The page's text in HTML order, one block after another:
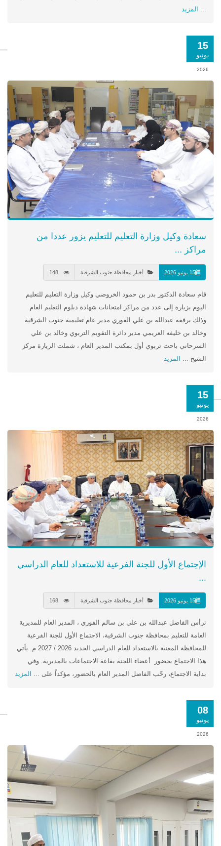
... المزيد
15
يونيو
2026
سعادة وكيل وزارة التعليم للتعليم يزور عددا من
مراكز ...
15 يونيو 2026 أخبار محافظة جنوب الشرقية
قام سعادة الدكتور بدر بن حمود الخروصي وكيل وزارة التعليم للتعليم
اليوم بزيارة إلى عدد من مراكز امتحانات شهادة دبلوم التعليم العام
وذلك برفقة عبدالله بن علي الفوري مدير عام تعليمية جنوب الشرقية
وخالد بن خليفه العريمي مدير دائرة التقويم التربوي وخالد بن علي
السرحاني باحث تربوي أول بمكتب المدير العام ، شملت الزيارة مركز
الشيخ ... المزيد
15
يونيو
2026
الإجتماع الأول للجنة الفرعية للاستعداد للعام الدراسي
...
15 يونيو 2026 أخبار محافظة جنوب الشرقية
ترأس الفاضل عبدالله بن علي بن سالم الفوري ، المدير العام للمديرية
العامة للتعليم بمحافظة جنوب الشرقية، الاجتماع الأول للجنة الفرعية
للمحافظة المعنية بالاستعداد للعام الدراسي الجديد 2026 / 2027 م. يأتي
هذا الاجتماع بحضور أعضاء اللجنة بقاعة الاجتماعات بالمديرية. وفي
بداية الاجتماع، رحّب الفاضل المدير العام بالحضور، مؤكداً على ... المزيد
08
يونيو
2026